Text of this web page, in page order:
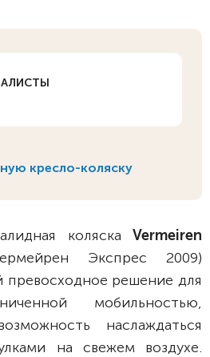
кресло-коляску
коляска Vermeiren
Экспрес 2009)
превосходное решение для
мобильностью,
наслаждаться
на свежем воздухе.